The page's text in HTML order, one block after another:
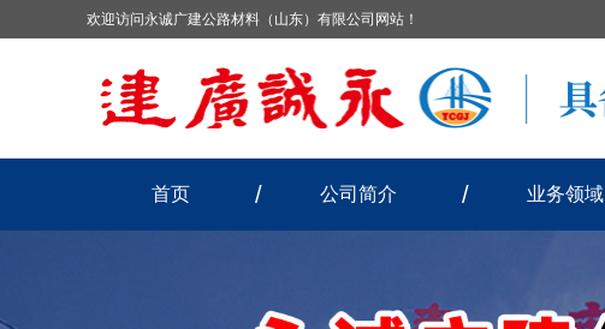
欢迎访问永诚广建公路材料（山东）有限公司网站！
首页 公司简介 业务领域